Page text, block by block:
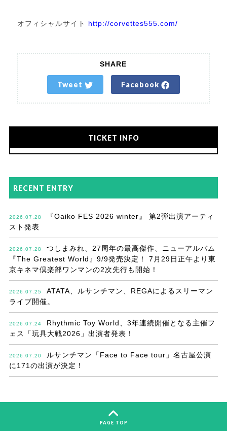
オフィシャルサイト http://corvettes555.com/
SHARE
Tweet Facebook
TICKET INFO
RECENT ENTRY
2026.07.28
『Oaiko FES 2026 winter』 第2弾出演アーティ
スト発表
2026.07.28
つしまみれ、27周年の最高傑作、ニューアルバム
『The Greatest World』9/9発売決定！ 7月29日正午より東
京キネマ倶楽部ワンマンの2次先行も開始！
2026.07.25
ATATA、ルサンチマン、REGAによるスリーマン
ライブ開催。
2026.07.24
Rhythmic Toy World、3年連続開催となる主催フ
ェス「玩具大戦2026」出演者発表！
2026.07.20
ルサンチマン「Face to Face tour」名古屋公演
に171の出演が決定！
PAGE TOP